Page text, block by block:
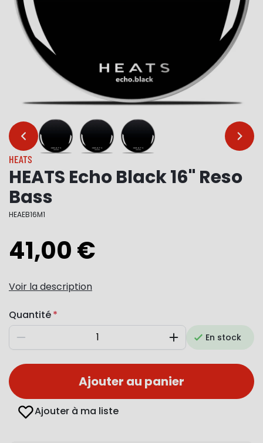
… …
HEATS
HEATS Echo Black 16" Reso
Bass
HEAEB16M1
41,00 €
Voir la description
Quantité
Diminuer AugmenterEn stock
Ajouter au panier
Ajouter à ma liste